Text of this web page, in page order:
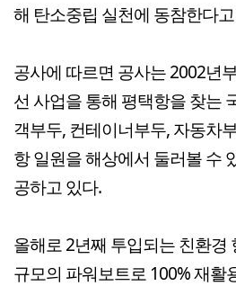
해 탄소중립 실천에 동참한다
공사에 따르면 공사는 2002년
선 사업을 통해 평택항을 찾는
객부두, 컨테이너부두, 자동차
항 일원을 해상에서 둘러볼 수
공하고 있다.
올해로 2년째 투입되는 친환경
규모의 파워보트로 100% 재활